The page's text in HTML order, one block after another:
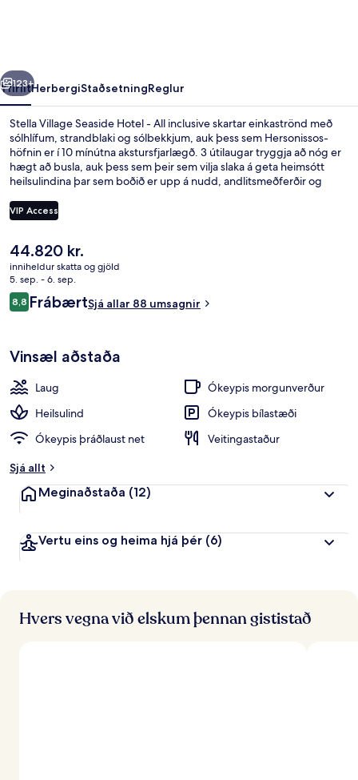
inclusive
Næsta
123+
YfirlitHerbergiStaðsetningReglur
Stella Village Seaside Hotel - All inclusive skartar einkaströnd með
sólhlífum, strandblaki og sólbekkjum, auk þess sem Hersonissos-
höfnin er í 10 mínútna akstursfjarlægð. 3 útilaugar tryggja að nóg er
hægt að busla, auk þess sem þeir sem vilja slaka á geta heimsótt
heilsulindina þar sem boðið er upp á nudd, andlitsmeðferðir og
börum/setustofum þannig að næg tækifæri eru til að gera vel við sig
í mat og drykk. Meðal annarra þæginda á þessum orlofsstað með
og líkamsræktarstöð.
VIP Access
Núverandi
verð
er
44.820 kr.
44.820 kr.
inniheldur skatta og gjöld
5. sep. - 6. sep.
Umsagnir
8,88,8 af 10
FrábærtSjá allar 88 umsagnir
Vinsæl aðstaða
Laug
Ókeypis morgunverður
Heilsulind
Ókeypis bílastæði
Ókeypis þráðlaust net
Veitingastaður
Sjá allt
Meginaðstaða (12)
Vertu eins og heima hjá þér (6)
Hvers vegna við elskum þennan gististað